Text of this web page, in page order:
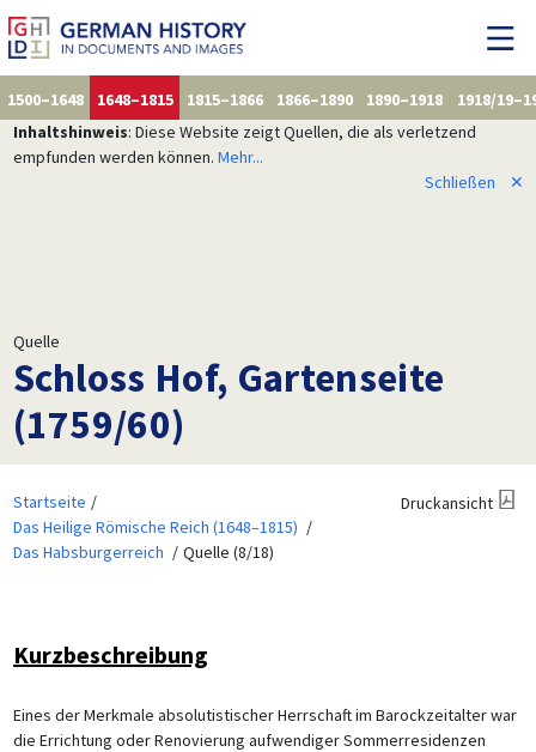
1500–1648 1648–1815 1815–1866 1866–1890 1890–1918
1918/
Inhaltshinweis: Diese Website zeigt Quellen, die als verletzend
empfunden werden können. Mehr...
Schließen
✕
Quelle
Schloss Hof, Gartenseite
(1759/60)
Startseite
Das Heilige Römische Reich (1648–1815)
Das Habsburgerreich
Quelle (8/18)
Druckansicht
Kurzbeschreibung
Eines der Merkmale absolutistischer Herrschaft im Barockzeitalter war
die Errichtung oder Renovierung aufwendiger Sommerresidenzen